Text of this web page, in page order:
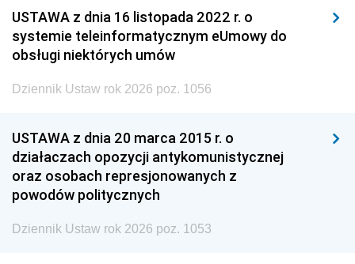
USTAWA z dnia 16 listopada 2022 r. o
systemie teleinformatycznym eUmowy do
obsługi niektórych umów
Dziennik Ustaw rok 2026 poz. 1056
USTAWA z dnia 20 marca 2015 r. o
działaczach opozycji antykomunistycznej
oraz osobach represjonowanych z
powodów politycznych
Dziennik Ustaw rok 2026 poz. 1053